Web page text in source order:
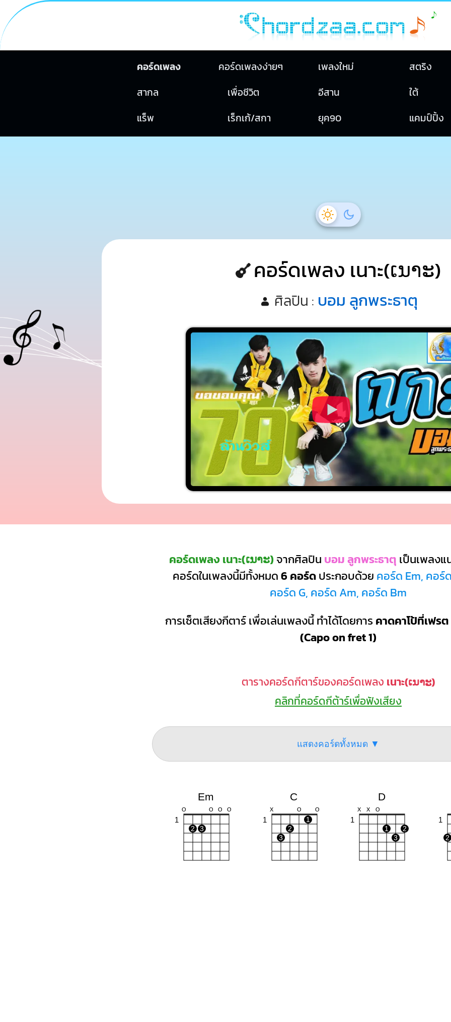
คอร์ดเพลง คอร์ดเพลงง่ายๆ เพลงใหม่
สตริง
สากล
เพื่อชีวิต อีสาน
ใต้
แร็พ
เร็กเก้/สกา ยุค90 แคมป์ปิ้ง
คอร์ดเพลง เนาะ(ເນາະ)
ศิลปิน : บอม ลูกพระธาตุ
คอร์ดเพลง เนาะ(ເນາະ) จากศิลปิน บอม ลูกพระธาตุ เป็นเพลงแ
คอร์ดในเพลงนี้มีทั้งหมด6 คอร์ดประกอบด้วย คอร์ด Em, คอร์
คอร์ด G, คอร์ด Am, คอร์ด Bm
การเซ็ตเสียงกีตาร์ เพื่อเล่นเพลงนี้ ทำได้โดยการ คาดคาโป้ที่เฟร
(Capo on fret 1)
ตารางคอร์ดกีตาร์ของคอร์ดเพลง เนาะ(ເນາະ)
คลิกที่คอร์ดกีต้าร์เพื่อฟังเสียง
แสดงคอร์ดทั้งหมด ▼
Em
O O O O
1
2 3
C
X O O
1
1
2
3
D
X X O
1
1
2
3
1
2